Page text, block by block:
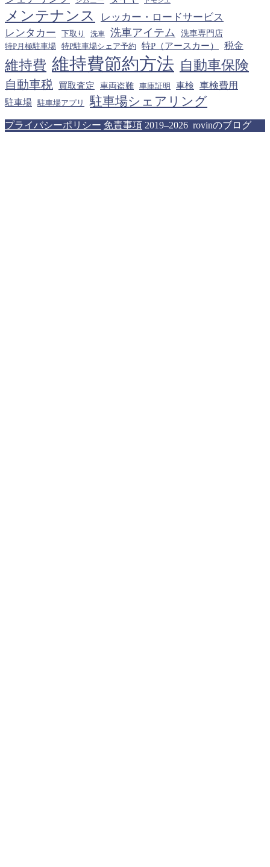
メンテナンス
レッカー・ロードサービス
レンタカー
下取り 洗車 洗車アイテム
洗車専門店
特P月極駐車場
特P駐車場シェア予約 特P（アースカー） 税金
維持費 維持費節約方法 自動車保険
自動車税 買取査定 車両盗難 車庫証明 車検 車検費用
駐車場 駐車場アプリ 駐車場シェアリング
プライバシーポリシー 免責事項 2019–2026 rovinのブログ